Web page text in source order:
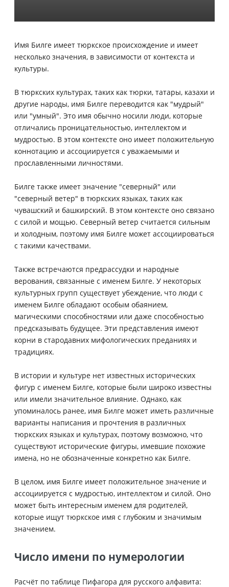
Имя Билге имеет тюркское происхождение и имеет
несколько значения, в зависимости от контекста и
культуры.
В тюркских культурах, таких как тюрки, татары, казахи и
другие народы, имя Билге переводится как "мудрый"
или "умный". Это имя обычно носили люди, которые
отличались проницательностью, интеллектом и
мудростью. В этом контексте оно имеет положительную
коннотацию и ассоциируется с уважаемыми и
прославленными личностями.
Билге также имеет значение "северный" или
"северный ветер" в тюркских языках, таких как
чувашский и башкирский. В этом контексте оно связано
с силой и мощью. Северный ветер считается сильным
и холодным, поэтому имя Билге может ассоциироваться
с такими качествами.
Также встречаются предрассудки и народные
верования, связанные с именем Билге. У некоторых
культурных групп существует убеждение, что люди с
именем Билге обладают особым обаянием,
магическими способностями или даже способностью
предсказывать будущее. Эти представления имеют
корни в стародавних мифологических преданиях и
традициях.
В истории и культуре нет известных исторических
фигур с именем Билге, которые были широко известны
или имели значительное влияние. Однако, как
упоминалось ранее, имя Билге может иметь различные
варианты написания и прочтения в различных
тюркских языках и культурах, поэтому возможно, что
существуют исторические фигуры, имевшие похожие
имена, но не обозначенные конкретно как Билге.
В целом, имя Билге имеет положительное значение и
ассоциируется с мудростью, интеллектом и силой. Оно
может быть интересным именем для родителей,
которые ищут тюркское имя с глубоким и значимым
значением.
Число имени по нумерологии
Расчёт по таблице Пифагора для русского алфавита: